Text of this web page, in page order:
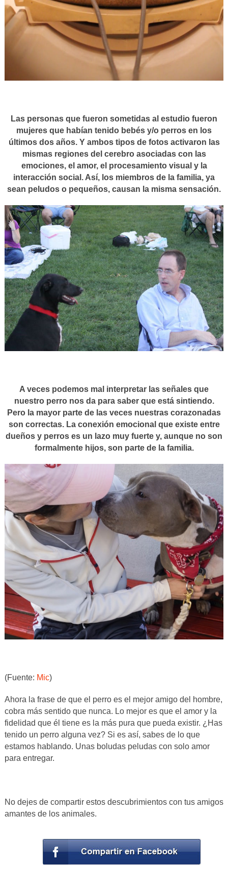
Las personas que fueron sometidas al estudio fueron
mujeres que habían tenido bebés y/o perros en los
últimos dos años. Y ambos tipos de fotos activaron las
mismas regiones del cerebro asociadas con las
emociones, el amor, el procesamiento visual y la
interacción social. Así, los miembros de la familia, ya
sean peludos o pequeños, causan la misma sensación.
A veces podemos mal interpretar las señales que
nuestro perro nos da para saber que está sintiendo.
Pero la mayor parte de las veces nuestras corazonadas
son correctas. La conexión emocional que existe entre
dueños y perros es un lazo muy fuerte y, aunque no son
formalmente hijos, son parte de la familia.
(Fuente: Mic)
Ahora la frase de que el perro es el mejor amigo del hombre,
cobra más sentido que nunca. Lo mejor es que el amor y la
fidelidad que él tiene es la más pura que pueda existir. ¿Has
tenido un perro alguna vez? Si es así, sabes de lo que
estamos hablando. Unas boludas peludas con solo amor
para entregar.
No dejes de compartir estos descubrimientos con tus amigos
amantes de los animales.